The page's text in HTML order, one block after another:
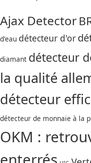
Ajax Detector
d'eau détecteur d'or
diamant détecteur
la qualité
détecteur
détecteur de monnaie à la
OKM :